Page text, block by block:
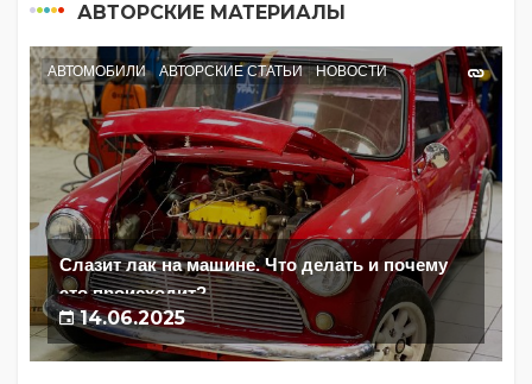
АВТОРСКИЕ МАТЕРИАЛЫ
АВТОМОБИЛИ АВТОРСКИЕ СТАТЬИ НОВОСТИ
Слазит лак на машине. Что делать и почему
это происходит?
14.06.2025